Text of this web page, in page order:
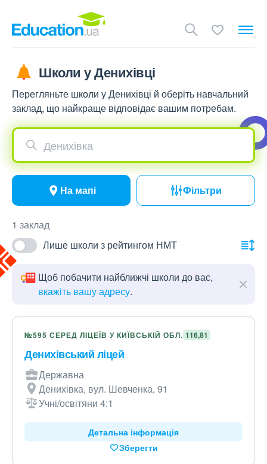
Школи у Денихівці
Перегляньте школи у Денихівці й оберіть навчальний
заклад, що найкраще відповідає вашим потребам.
Денихівка
На мапі Фільтри
1 заклад
Лише школи з рейтингом НМТ
Щоб побачити найближчі школи до вас,
вкажіть вашу адресу.
№595 СЕРЕД ЛІЦЕЇВ У КИЇВСЬКІЙ ОБЛ. 116,81
Денихівський ліцей
Державна
Денихівка, вул. Шевченка, 91
Учні/освітяни 4:1
Детальна інформація
Зберегти